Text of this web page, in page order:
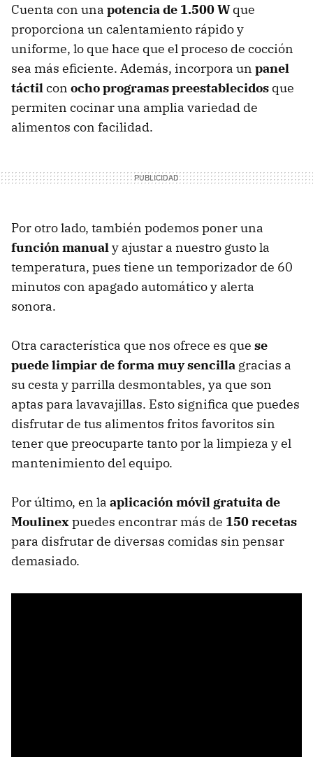
Cuenta con una potencia de 1.500 Wque
proporciona un calentamiento rápido y
uniforme, lo que hace que el proceso de cocción
sea más eficiente. Además, incorpora un panel
táctilcon ocho programas preestablecidos que
permiten cocinar una amplia variedad de
alimentos con facilidad.
Por otro lado, también podemos poner una
función manualy ajustar a nuestro gusto la
temperatura, pues tiene un temporizador de 60
minutos con apagado automático y alerta
sonora.
Otra característica que nos ofrece es que se
puede limpiar de forma muy sencilla gracias a
su cesta y parrilla desmontables, ya que son
aptas para lavavajillas. Esto significa que puedes
disfrutar de tus alimentos fritos favoritos sin
tener que preocuparte tanto por la limpieza y el
mantenimiento del equipo.
Por último, en la aplicación móvil gratuita de
Moulinexpuedes encontrar más de 150 recetas
para disfrutar de diversas comidas sin pensar
demasiado.